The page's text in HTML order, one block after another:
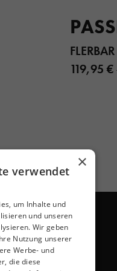
119,95 €
×
verwendet
um Inhalte und
und unseren
Wir geben
Nutzung unserer
Werbe- und
die diese